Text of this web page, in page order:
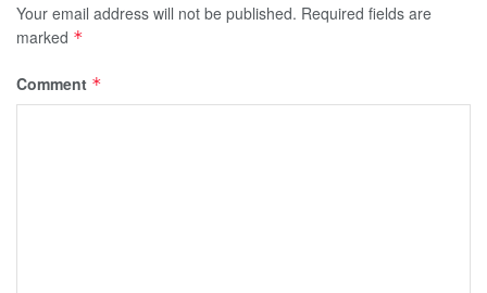
Your email address will not be published. Required fields are
marked *
Comment *